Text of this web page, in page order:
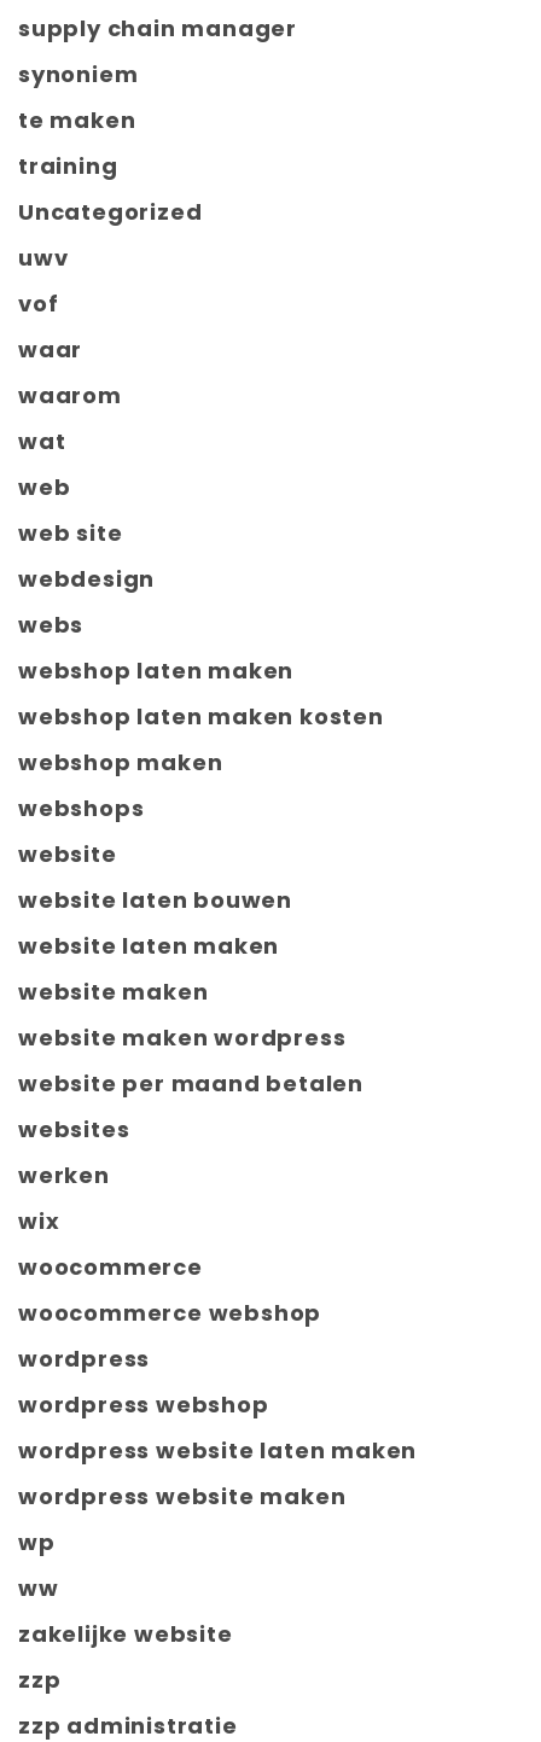
supply chain manager
synoniem
te maken
training
Uncategorized
uwv
vof
waar
waarom
wat
web
web site
webdesign
webs
webshop laten maken
webshop laten maken kosten
webshop maken
webshops
website
website laten bouwen
website laten maken
website maken
website maken wordpress
website per maand betalen
websites
werken
wix
woocommerce
woocommerce webshop
wordpress
wordpress webshop
wordpress website laten maken
wordpress website maken
wp
ww
zakelijke website
zzp
zzp administratie